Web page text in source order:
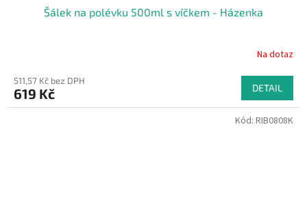
Šálek na polévku 500ml s víčkem - Házenka
Na dotaz
511,57 Kč bez DPH
619 Kč DETAIL
Kód: RIB0808K